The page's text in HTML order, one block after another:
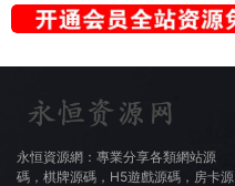
永恒資源網：專業分享各類網站源
碼，棋牌源碼，H5遊戲源碼，房卡源